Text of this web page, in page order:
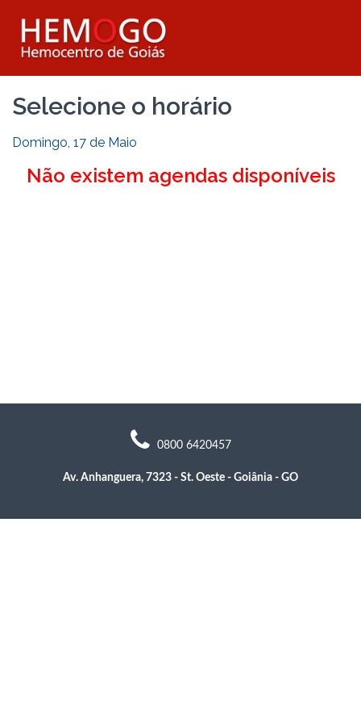
Selecione o horário
Domingo, 17 de Maio
Não existem agendas disponíveis
0800 6420457
Av. Anhanguera, 7323 - St. Oeste - Goiânia - GO